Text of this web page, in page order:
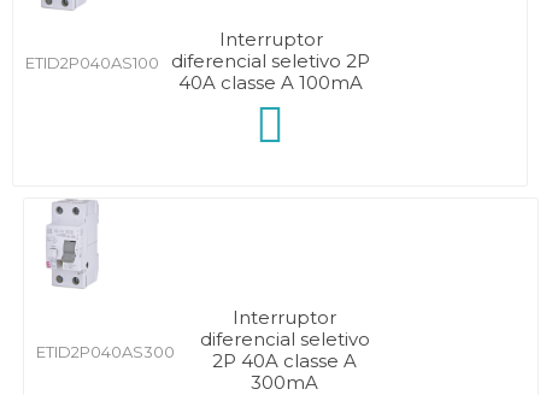
ETID2P040AS100
Interruptor
diferencial seletivo 2P
40A classe A 100mA
ETID2P040AS300
Interruptor
diferencial seletivo
2P 40A classe A
300mA